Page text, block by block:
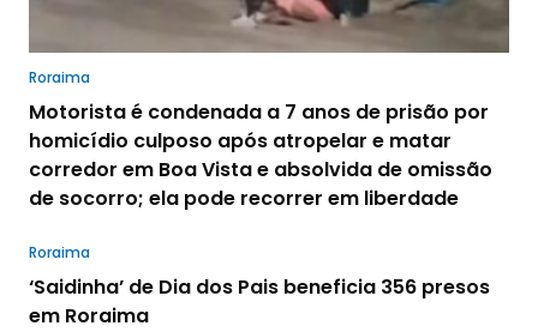
Roraima
Motorista é condenada a 7 anos de prisão por
homicídio culposo após atropelar e matar
corredor em Boa Vista e absolvida de omissão
de socorro; ela pode recorrer em liberdade
Roraima
‘Saidinha’ de Dia dos Pais beneficia 356 presos
em Roraima